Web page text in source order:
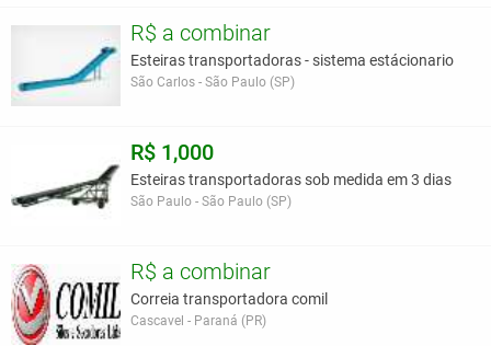
R$ a combinar
Esteiras transportadoras - sistema estácionario
São Carlos - São Paulo (SP)
R$ 1,000
Esteiras transportadoras sob medida em 3 dias
São Paulo - São Paulo (SP)
R$ a combinar
Correia transportadora comil
Cascavel - Paraná (PR)